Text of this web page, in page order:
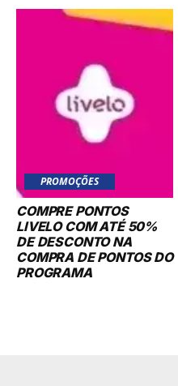
PROMOÇÕES
COMPRE PONTOS
LIVELO COM ATÉ 50%
DE DESCONTO NA
COMPRA DE PONTOS DO
PROGRAMA